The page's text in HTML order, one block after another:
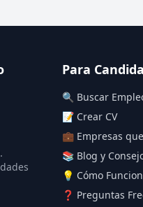
Para
🔍 Buscar
📝 Crear CV
💼 Empresas
📚 Blog y
💡 Cómo
❓ Preguntas